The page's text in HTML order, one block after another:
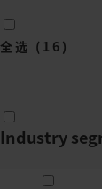
全选 ( 16 )
Industry